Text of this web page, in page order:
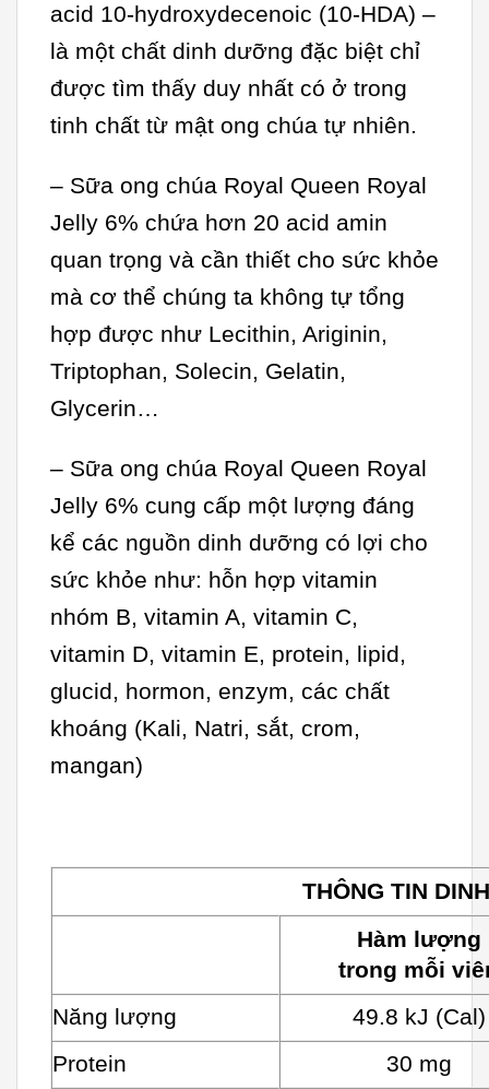
acid 10-hydroxydecenoic (10-HDA) –
là một chất dinh dưỡng đặc biệt chỉ
được tìm thấy duy nhất có ở trong
tinh chất từ mật ong chúa tự nhiên.
– Sữa ong chúa Royal Queen Royal
Jelly 6% chứa hơn 20 acid amin
quan trọng và cần thiết cho sức khỏe
mà cơ thể chúng ta không tự tổng
hợp được như Lecithin, Ariginin,
Triptophan, Solecin, Gelatin,
Glycerin…
– Sữa ong chúa Royal Queen Royal
Jelly 6% cung cấp một lượng đáng
kể các nguồn dinh dưỡng có lợi cho
sức khỏe như: hỗn hợp vitamin
nhóm B, vitamin A, vitamin C,
vitamin D, vitamin E, protein, lipid,
glucid, hormon, enzym, các chất
khoáng (Kali, Natri, sắt, crom,
mangan)
THÔNG TIN
Hàm lượng
trong mỗi
Năng lượng
49.8 kJ (Cal)
Protein
30 mg